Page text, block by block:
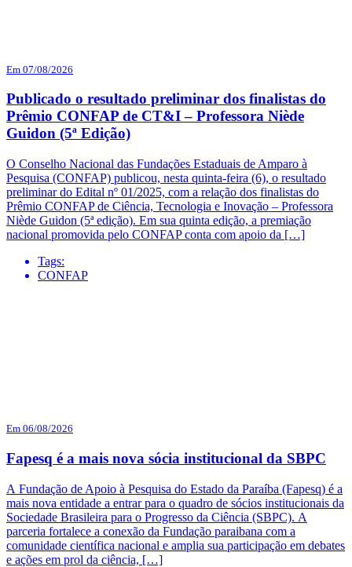
Em 07/08/2026
Publicado o resultado preliminar dos finalistas do
Prêmio CONFAP de CT&I – Professora Niède
Guidon (5ª Edição)
O Conselho Nacional das Fundações Estaduais de Amparo à
Pesquisa (CONFAP) publicou, nesta quinta-feira (6), o resultado
preliminar do Edital nº 01/2025, com a relação dos finalistas do
Prêmio CONFAP de Ciência, Tecnologia e Inovação – Professora
Niède Guidon (5ª edição). Em sua quinta edição, a premiação
nacional promovida pelo CONFAP conta com apoio da […]
Tags:
CONFAP
Em 06/08/2026
Fapesq é a mais nova sócia institucional da SBPC
A Fundação de Apoio à Pesquisa do Estado da Paraíba (Fapesq) é a
mais nova entidade a entrar para o quadro de sócios institucionais da
Sociedade Brasileira para o Progresso da Ciência (SBPC). A
parceria fortalece a conexão da Fundação paraibana com a
comunidade científica nacional e amplia sua participação em debates
e ações em prol da ciência, […]